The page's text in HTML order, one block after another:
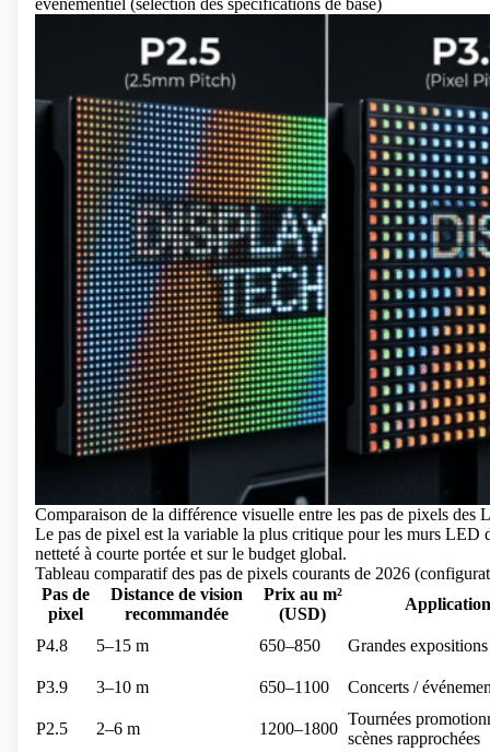
Comparaison de la différence visuelle entre les pas de pixels des
Le pas de pixel est la variable la plus critique pour les murs
netteté à courte portée et sur le budget global.
Tableau comparatif des pas de pixels courants de 2026
Pas de
pixel
Distance de vision
recommandée
Prix ​​au m²
(USD)
P4.8 5–15 m 650–850 Grandes
P3.9 3–10 m 650–1100 Concerts /
P2.5 2–6 m 1200–1800
Tournées
scènes rapprochées